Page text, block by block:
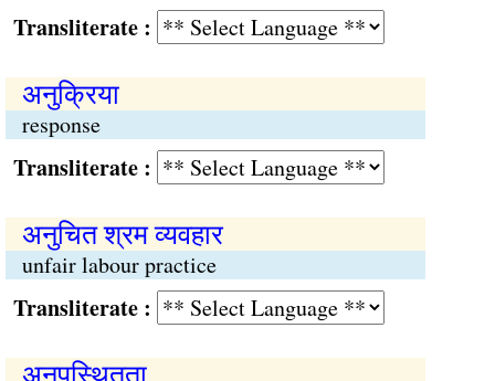
:
अनुक्रिया
response
:
अनुचित श्रम व्यवहार
unfair labour practice
: